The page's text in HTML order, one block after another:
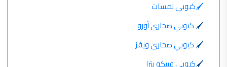
🖌️كيوبي لمسات
🖌️كيوبي صحارى أورو
🖌️كيوبي صحارى ويفز
🖌️كيوبي فييكو بترا